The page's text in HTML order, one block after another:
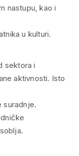
nastupu, kao i
u kulturi.
sektora i
aktivnosti. Isto
suradnje.